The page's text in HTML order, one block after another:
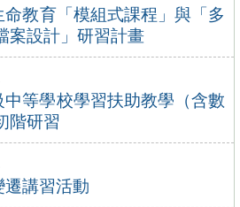
教育「模組式課程」與「多
案設計」研習計畫
中等學校學習扶助教學（含數
階研習
講習活動